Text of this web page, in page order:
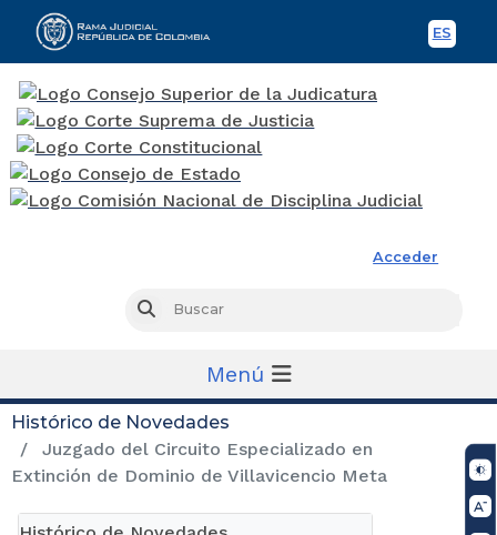
ES
Acceder
Buscar
Menú
Histórico de Novedades
Juzgado del Circuito Especializado en
Extinción de Dominio de Villavicencio Meta